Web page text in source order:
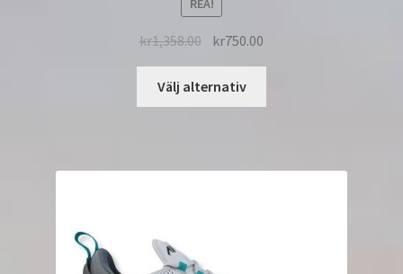
REA!
kr1,358.00 kr750.00
Välj alternativ